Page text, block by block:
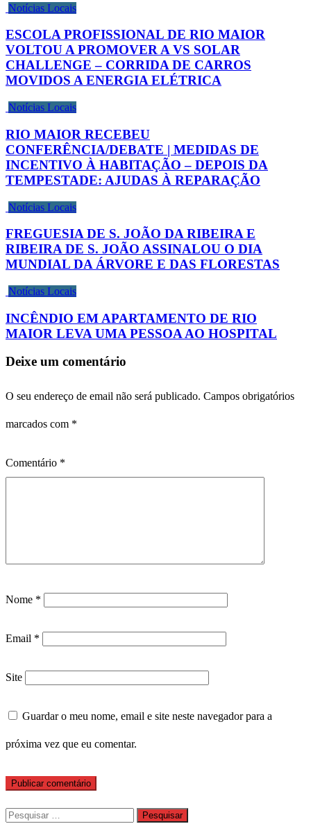
Notícias Locais
ESCOLA PROFISSIONAL DE RIO MAIOR
VOLTOU A PROMOVER A VS SOLAR
CHALLENGE – CORRIDA DE CARROS
MOVIDOS A ENERGIA ELÉTRICA
Notícias Locais
RIO MAIOR RECEBEU
CONFERÊNCIA/DEBATE | MEDIDAS DE
INCENTIVO À HABITAÇÃO – DEPOIS DA
TEMPESTADE: AJUDAS À REPARAÇÃO
Notícias Locais
FREGUESIA DE S. JOÃO DA RIBEIRA E
RIBEIRA DE S. JOÃO ASSINALOU O DIA
MUNDIAL DA ÁRVORE E DAS FLORESTAS
Notícias Locais
INCÊNDIO EM APARTAMENTO DE RIO
MAIOR LEVA UMA PESSOA AO HOSPITAL
Deixe um comentário
O seu endereço de email não será publicado. Campos obrigatórios
marcados com *
Comentário *
Nome *
Email *
Site
Guardar o meu nome, email e site neste navegador para a
próxima vez que eu comentar.
Pesquisar
por: